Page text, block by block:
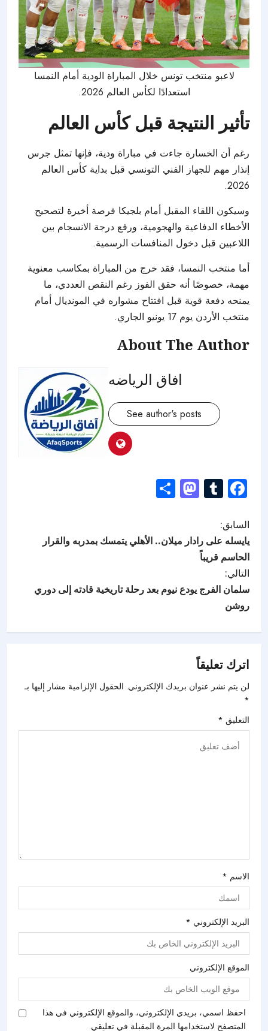
لاعبو منتخب تونس خلال المباراة الودية أمام النمسا
استعدادًا لكأس العالم 2026.
تأثير النتيجة قبل كأس العالم
رغم أن الخسارة جاءت في مباراة ودية، فإنها تمثل جرس
إنذار مهم للجهاز الفني التونسي قبل بداية كأس العالم
2026.
وسيكون اللقاء المقبل أمام بلجيكا فرصة أخيرة لتصحيح
الأخطاء الدفاعية والهجومية، ورفع درجة الانسجام بين
اللاعبين قبل دخول المنافسات الرسمية.
أما منتخب النمسا، فقد خرج من المباراة بمكاسب معنوية
مهمة، خصوصًا أنه حقق الفوز رغم النقص العددي، ما
يمنحه دفعة قوية قبل افتتاح مشواره في المونديال أمام
منتخب الأردن يوم 17 يونيو الجاري.
About The Author
افاق الرياضه
See author's posts
Facebook
Tumblr
Mastodon
السابق:
يايسله على رادار ميلان.. الأهلي يتمسك بمدربه والقرار
الحاسم قريباً
التالي:
سلمان الفرج يودع نيوم بعد رحلة تاريخية قادته إلى دوري
روشن
اترك تعليقاً
لن يتم نشر عنوان بريدك الإلكتروني. الحقول الإلزامية مشار إليها بـ
*
التعليق *
الاسم *
البريد الإلكتروني *
الموقع الإلكتروني
احفظ اسمي، بريدي الإلكتروني، والموقع الإلكتروني في هذا
المتصفح لاستخدامها المرة المقبلة في تعليقي.